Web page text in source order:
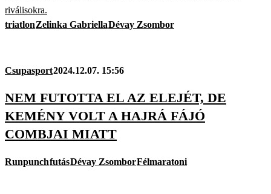
riválisokra.
triatlonZelinka GabriellaDévay Zsombor
Csupasport2024.12.07. 15:56
NEM FUTOTTA EL AZ ELEJÉT, DE
KEMÉNY VOLT A HAJRÁ FÁJÓ
COMBJAI MIATT
RunpunchfutásDévay ZsomborFélmaratoni